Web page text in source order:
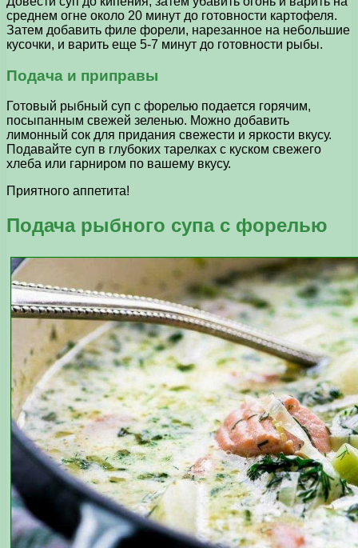
среднем огне около 20 минут до готовности картофеля.
Затем добавить филе форели, нарезанное на небольшие
кусочки, и варить еще 5-7 минут до готовности рыбы.
Подача и приправы
Готовый рыбный суп с форелью подается горячим,
посыпанным свежей зеленью. Можно добавить
лимонный сок для придания свежести и яркости вкусу.
Подавайте суп в глубоких тарелках с куском свежего
хлеба или гарниром по вашему вкусу.
Приятного аппетита!
Подача рыбного супа с форелью